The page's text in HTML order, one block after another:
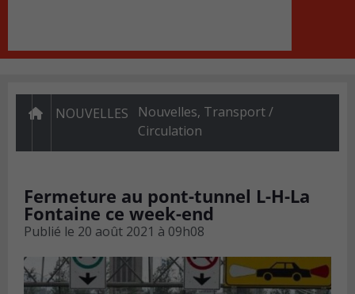
NOUVELLES Nouvelles, Transport /
Circulation
Fermeture au pont-tunnel L-H-La
Fontaine ce week-end
Publié le 20 août 2021 à 09h08